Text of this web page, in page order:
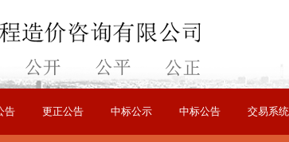
告 更正公告 中标公示 中标公告 交易系统